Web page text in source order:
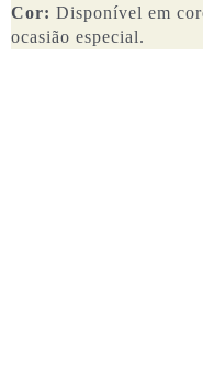
Cor: Disponível em
ocasião especial.